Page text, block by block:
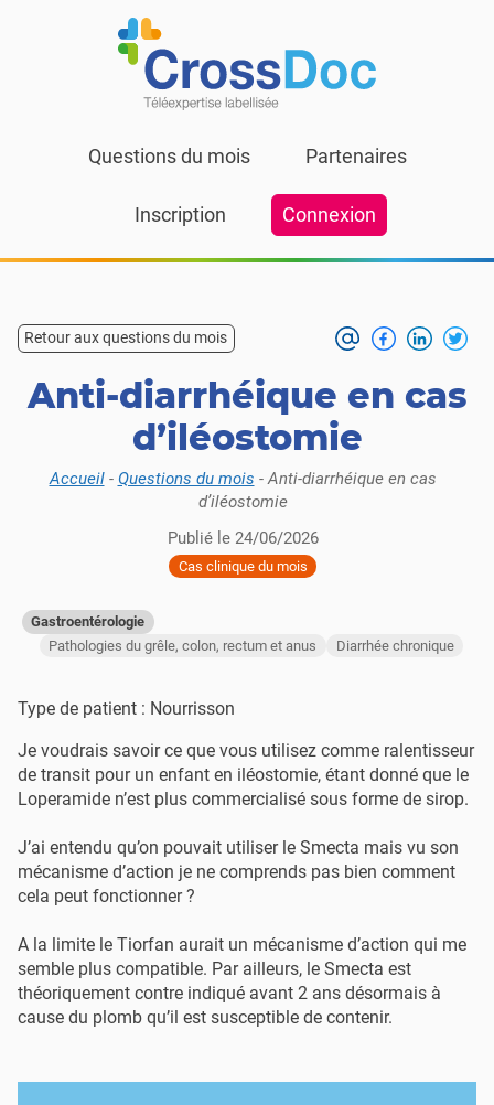
Questions du mois Partenaires
Inscription Connexion
Retour aux questions du mois
Anti-diarrhéique en cas
d’iléostomie
Accueil- Questions du mois -Anti-diarrhéique en cas
d’iléostomie
Publié le 24/06/2026
Cas clinique du mois
Gastroentérologie
Pathologies du grêle, colon, rectum et anus
Diarrhée chronique
Type de patient : Nourrisson
Je voudrais savoir ce que vous utilisez comme ralentisseur
de transit pour un enfant en iléostomie, étant donné que le
Loperamide n’est plus commercialisé sous forme de sirop.
J’ai entendu qu’on pouvait utiliser le Smecta mais vu son
mécanisme d’action je ne comprends pas bien comment
cela peut fonctionner ?
A la limite le Tiorfan aurait un mécanisme d’action qui me
semble plus compatible. Par ailleurs, le Smecta est
théoriquement contre indiqué avant 2 ans désormais à
cause du plomb qu’il est susceptible de contenir.